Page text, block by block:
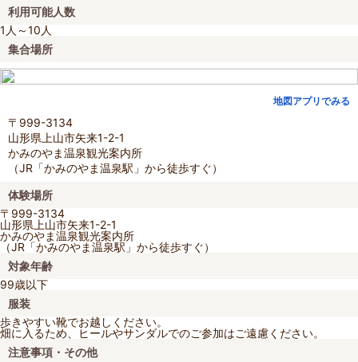
利用可能人数
1人～10人
集合場所
地図アプリでみる
〒999-3134
山形県上山市矢来1-2-1
かみのやま温泉観光案内所
（JR「かみのやま温泉駅」から徒歩すぐ）
体験場所
〒999-3134
山形県上山市矢来1-2-1
かみのやま温泉観光案内所
（JR「かみのやま温泉駅」から徒歩すぐ）
対象年齢
99歳以下
服装
歩きやすい靴でお越しください。
畑に入るため、ヒールやサンダルでのご参加はご遠慮ください。
注意事項・その他